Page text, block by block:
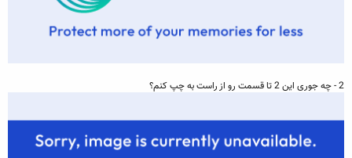
2 - چه جوری اين 2 تا قسمت رو از راست به چپ کنم؟